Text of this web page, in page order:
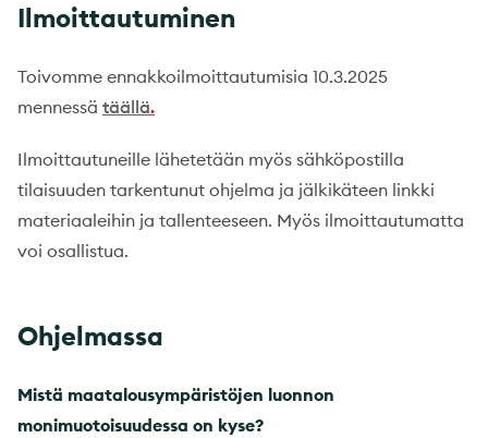
Ilmoittautuminen
Toivomme ennakkoilmoittautumisia 10.3.2025
mennessä täällä.
Ilmoittautuneille lähetetään myös sähköpostilla
tilaisuuden tarkentunut ohjelma ja jälkikäteen linkki
materiaaleihin ja tallenteeseen. Myös ilmoittautumatta
voi osallistua.
Ohjelmassa
Mistä maatalousympäristöjen luonnon
monimuotoisuudessa on kyse?